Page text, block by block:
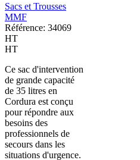
Sacs et Trousses
MMF
Référence: 34069
HT
HT
Ce sac d'intervention
de grande capacité
de 35 litres en
Cordura est conçu
pour répondre aux
besoins des
professionnels de
secours dans les
situations d'urgence.